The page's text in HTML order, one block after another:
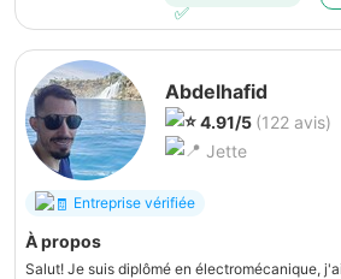
Abdelhafid
4.91/5 (122 avis)
Jette
Entreprise vérifiée
À propos
Salut! Je suis diplômé en électromécanique,